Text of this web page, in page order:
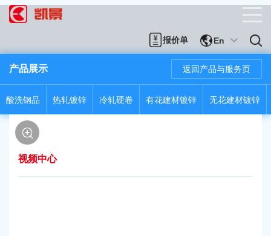
报价单 En
产品展示
酸洗钢品 热轧镀锌 冷轧硬卷 有花建材镀锌 无花建材镀锌
返回产品与服务页
视频中心